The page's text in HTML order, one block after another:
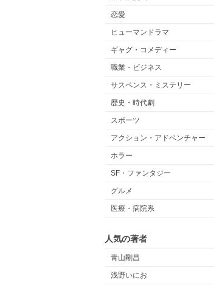
恋愛
ヒューマンドラマ
ギャグ・コメディー
職業・ビジネス
サスペンス・ミステリー
歴史・時代劇
スポーツ
アクション・アドベンチャー
ホラー
SF・ファンタジー
グルメ
医療・病院系
人気の著者
青山剛昌
浅野いにお